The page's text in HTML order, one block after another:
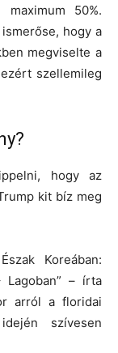
50%.
hogy a
megviselte a
szellemileg
hogy az
kit bíz meg
Koreában:
Lagoban” – írta
arról a floridai
szívesen